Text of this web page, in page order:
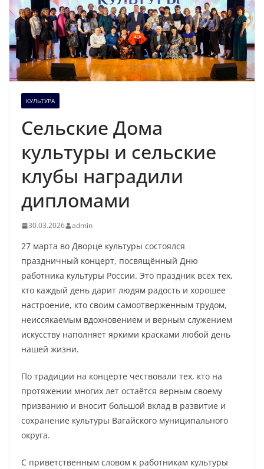
КУЛЬТУРА
Сельские Дома
культуры и сельские
клубы наградили
дипломами
30.03.2026 admin
27 марта во Дворце культуры состоялся
праздничный концерт, посвящённый Дню
работника культуры России. Это праздник всех тех,
кто каждый день дарит людям радость и хорошее
настроение, кто своим самоотверженным трудом,
неиссякаемым вдохновением и верным служением
искусству наполняет яркими красками любой день
нашей жизни.
По традиции на концерте чествовали тех, кто на
протяжении многих лет остаётся верным своему
призванию и вносит большой вклад в развитие и
сохранение культуры Вагайского муниципального
округа.
С приветственным словом к работникам культуры